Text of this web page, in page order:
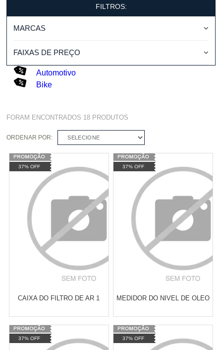
FILTROS:
MARCAS
FAIXAS DE PREÇO
Automotivo
Bike
FORAM ENCONTRADOS 18 PRODUTOS
ORDENAR POR: SELECIONE
37% OFF
CAIXA DO FILTRO DE AR 1
Varejo:
Atacado: R$ 2.550,90 (Apenas
37% OFF
MEDIDOR DO NIVEL DE OLEO
Varejo:
Atacado: R$ 2.550,90 (Apenas
37% OFF 37% OFF